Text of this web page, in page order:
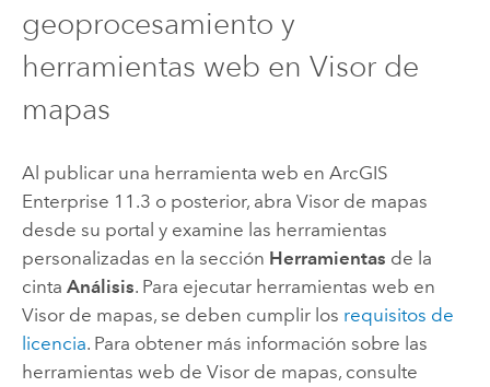
geoprocesamiento y
herramientas web en Visor de
mapas
Al publicar una herramienta web en ArcGIS
Enterprise 11.3 o posterior, abra Visor de mapas
desde su portal y examine las herramientas
personalizadas en la sección Herramientas de la
cinta Análisis. Para ejecutar herramientas web en
Visor de mapas, se deben cumplir los requisitos de
licencia. Para obtener más información sobre las
herramientas web de Visor de mapas, consulte